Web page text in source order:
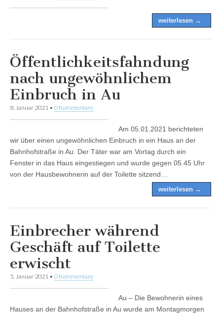
weiterlesen →
Öffentlichkeitsfahndung
nach ungewöhnlichem
Einbruch in Au
8. Januar 2021 • 0 Kommentare
Am 05.01.2021 berichteten
wir über einen ungewöhnlichen Einbruch in ein Haus an der
Bahnhofstraße in Au. Der Täter war am Vortag durch ein
Fenster in das Haus eingestiegen und wurde gegen 05.45 Uhr
von der Hausbewohnerin auf der Toilette sitzend…
weiterlesen →
Einbrecher während
Geschäft auf Toilette
erwischt
5. Januar 2021 • 0 Kommentare
Au – Die Bewohnerin eines
Hauses an der Bahnhofstraße in Au wurde am Montagmorgen